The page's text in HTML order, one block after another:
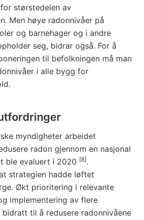
størstedelen av
Men høye radonnivåer på
og barnehager og i andre
seg, bidrar også. For å
til befolkningen må man
i alle bygg for
myndigheter arbeidet
radon gjennom en nasjonal
ble evaluert i 2020 [8].
strategien hadde løftet
Økt prioritering i relevante
implementering av flere
til å redusere radonnivåene